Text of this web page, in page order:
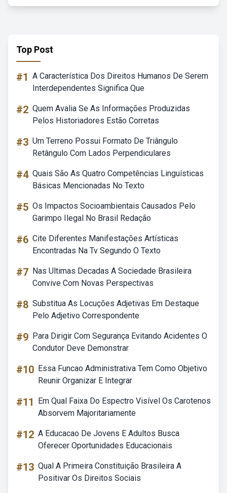
Top Post
#1 A Característica Dos Direitos Humanos De Serem
Interdependentes Significa Que
#2 Quem Avalia Se As Informações Produzidas
Pelos Historiadores Estão Corretas
#3 Um Terreno Possui Formato De Triângulo
Retângulo Com Lados Perpendiculares
#4 Quais São As Quatro Competências Linguísticas
Básicas Mencionadas No Texto
#5 Os Impactos Socioambientais Causados Pelo
Garimpo Ilegal No Brasil Redação
#6 Cite Diferentes Manifestações Artísticas
Encontradas Na Tv Segundo O Texto
#7 Nas Ultimas Decadas A Sociedade Brasileira
Convive Com Novas Perspectivas
#8 Substitua As Locuções Adjetivas Em Destaque
Pelo Adjetivo Correspondente
#9 Para Dirigir Com Segurança Evitando Acidentes O
Condutor Deve Demonstrar
#10 Essa Funcao Administrativa Tem Como Objetivo
Reunir Organizar E Integrar
#11
Em Qual Faixa Do Espectro Visível Os Carotenos
Absorvem Majoritariamente
#12 A Educacao De Jovens E Adultos Busca
Oferecer Oportunidades Educacionais
#13 Qual A Primeira Constituição Brasileira A
Positivar Os Direitos Sociais